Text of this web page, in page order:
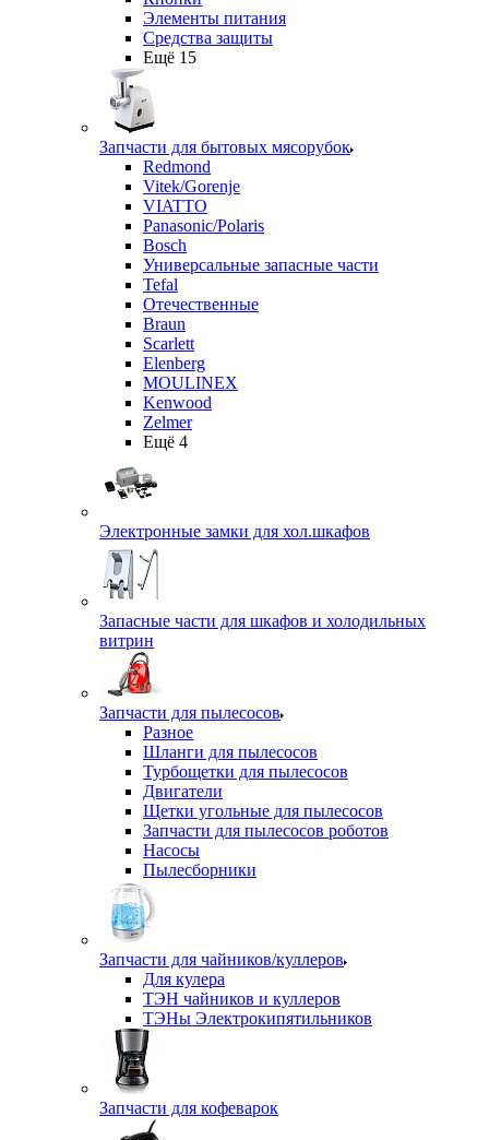
Элементы питания
Средства защиты
Ещё 15
Запчасти для бытовых мясорубок
Redmond
Vitek/Gorenje
VIATTO
Panasonic/Polaris
Bosch
Универсальные запасные части
Tefal
Отечественные
Braun
Scarlett
Elenberg
MOULINEX
Kenwood
Zelmer
Ещё 4
Электронные замки для хол.шкафов
Запасные части для шкафов и холодильных
витрин
Запчасти для пылесосов
Разное
Шланги для пылесосов
Турбощетки для пылесосов
Двигатели
Щетки угольные для пылесосов
Запчасти для пылесосов роботов
Насосы
Пылесборники
Запчасти для чайников/куллеров
Для кулера
ТЭН чайников и куллеров
ТЭНы Электрокипятильников
Запчасти для кофеварок